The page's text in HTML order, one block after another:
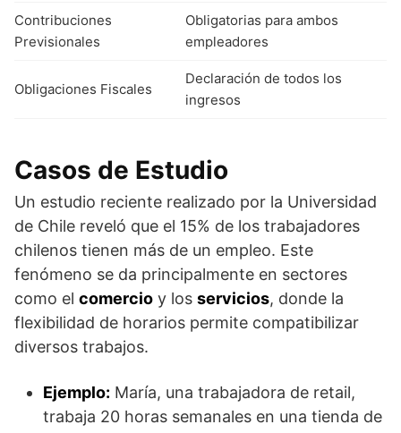
Contribuciones
Previsionales
Obligatorias para ambos
empleadores
Obligaciones Fiscales
Declaración de todos los
ingresos
Casos de Estudio
Un estudio reciente realizado por la Universidad
de Chile reveló que el 15% de los trabajadores
chilenos tienen más de un empleo. Este
fenómeno se da principalmente en sectores
como el comercio y los servicios, donde la
flexibilidad de horarios permite compatibilizar
diversos trabajos.
Ejemplo: María, una trabajadora de retail,
trabaja 20 horas semanales en una tienda de